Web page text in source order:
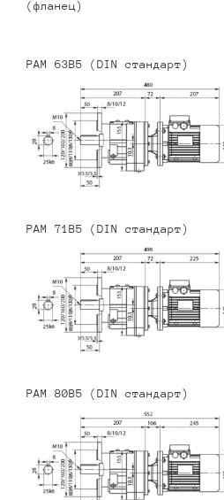
(фланец)
PAM 63B5 (DIN стандарт)
PAM 71B5 (DIN стандарт)
PAM 80B5 (DIN стандарт)